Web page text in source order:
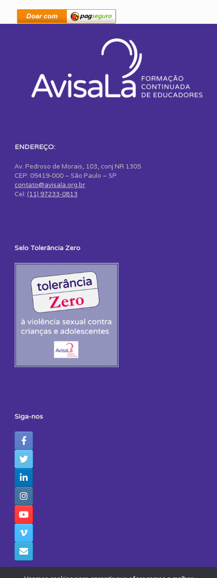
ENDEREÇO:
Av. Pedroso de Morais, 103, conj NR 1305
CEP: 05419-000 – São Paulo – SP
contato@avisala.org.br
Cel: (11) 97233-0813
Selo Tolerância Zero
Siga-nos